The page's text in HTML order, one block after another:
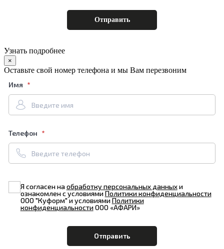
Узнать подробнее
×
Оставьте свой номер телефона и мы Вам перезвоним
Имя
Телефон
Я согласен наобработку персональных данныхи
ознакомлен с условиямиПолитики конфиденциальности
ООО "Куформ" и условиямиПолитики
конфиденциальностиООО «АФАРИ»